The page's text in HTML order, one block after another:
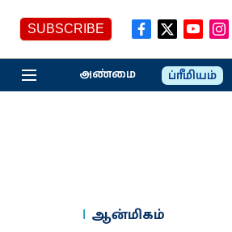
SUBSCRIBE
அண்மை ப்ரீமியம்
ஆன்மிகம்